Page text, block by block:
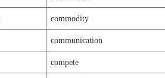
commodity
communication
compete